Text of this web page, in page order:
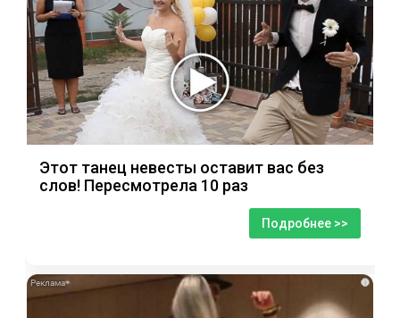
Этот танец невесты оставит вас без
слов! Пересмотрела 10 раз
Подробнее >>
i